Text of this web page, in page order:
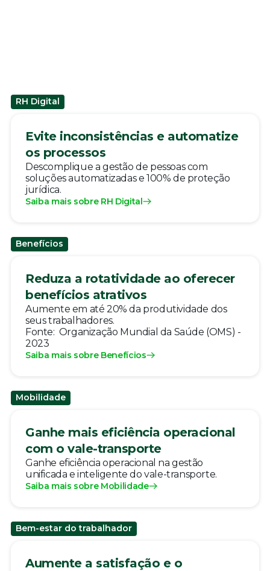
RH Digital
Evite inconsistências e automatize
os processos
Descomplique a gestão de pessoas com
soluções automatizadas e 100% de proteção
jurídica.
Saiba mais sobre RH Digital
Benefícios
Reduza a rotatividade ao oferecer
benefícios atrativos
Aumente em até 20% da produtividade dos
seus trabalhadores.
Fonte: Organização Mundial da Saúde (OMS) -
2023
Saiba mais sobre Benefícios
Mobilidade
Ganhe mais eficiência operacional
com o vale-transporte
Ganhe eficiência operacional na gestão
unificada e inteligente do vale-transporte.
Saiba mais sobre Mobilidade
Bem-estar do trabalhador
Aumente a satisfação e o